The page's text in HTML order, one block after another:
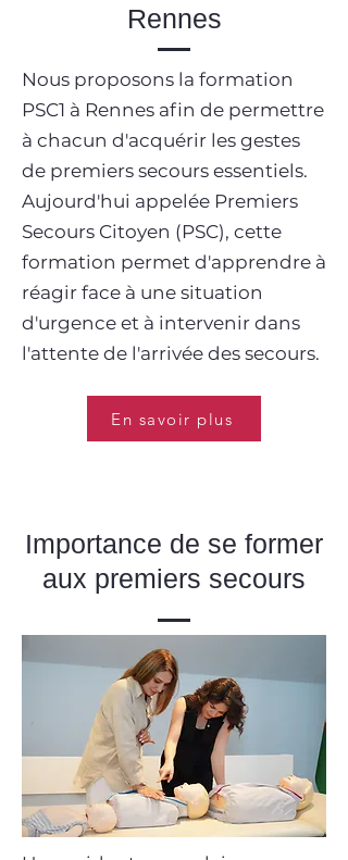
Rennes
Nous proposons la formation
PSC1 à Rennes afin de permettre
à chacun d'acquérir les gestes
de premiers secours essentiels.
Aujourd'hui appelée Premiers
Secours Citoyen (PSC), cette
formation permet d'apprendre à
réagir face à une situation
d'urgence et à intervenir dans
l'attente de l'arrivée des secours.
En savoir plus
Importance de se former
aux premiers secours